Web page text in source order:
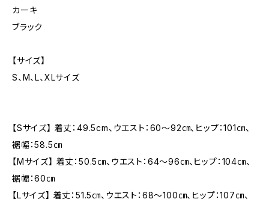
カーキ
ブラック
【サイズ】
S、M、L、XLサイズ
【Sサイズ】 着丈：49.5cm、ウエスト：60〜92㎝、ヒップ：101㎝、
裾幅：58.5㎝
【Mサイズ】 着丈：50.5㎝、ウエスト：64〜96㎝、ヒップ：104㎝、
裾幅：60㎝
【Lサイズ】 着丈：51.5㎝、ウエスト：68〜100㎝、ヒップ：107㎝、